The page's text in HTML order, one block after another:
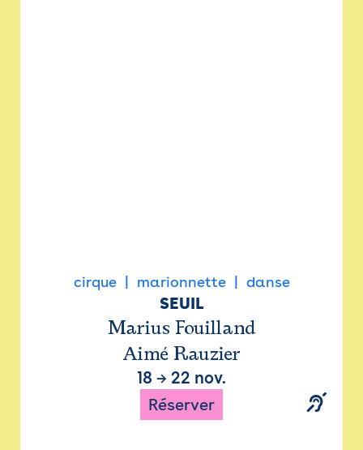
cirque marionnette danse
SEUIL
Marius Fouilland
Aimé Rauzier
18 → 22 nov.
Réserver